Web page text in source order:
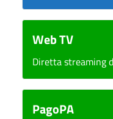
Web TV
Diretta streaming
PagoPA